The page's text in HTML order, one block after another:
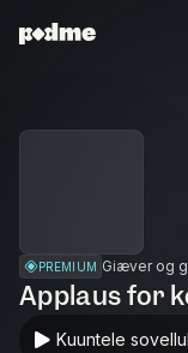
PREMIUM Giæver og
Applaus for
Kuuntele